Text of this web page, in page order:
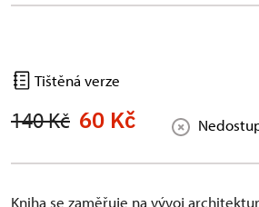
Tištěná verze
140 Kč 60 Kč
Kniha se zaměřuje na vývoj